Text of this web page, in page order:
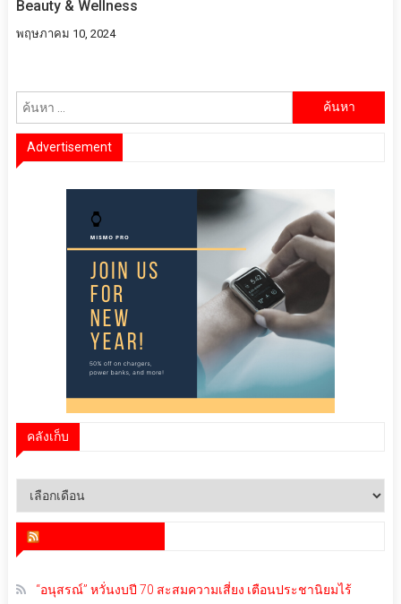
Beauty & Wellness
พฤษภาคม 10, 2024
Advertisement
คลังเก็บ
คลัง
“อนุสรณ์” หวั่นงบปี 70 สะสมความเสี่ยง เตือนประชานิยมไร้